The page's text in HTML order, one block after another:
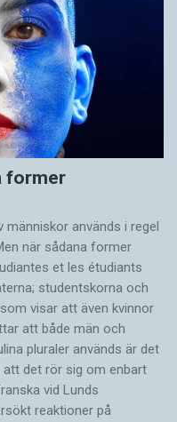
former
används i regel
när sådana ­former
et les étudiants
studentskorna och
visar att även kvinnor
att både män och
pluraler används är det
det rör sig om enbart
vid Lunds
reaktioner på